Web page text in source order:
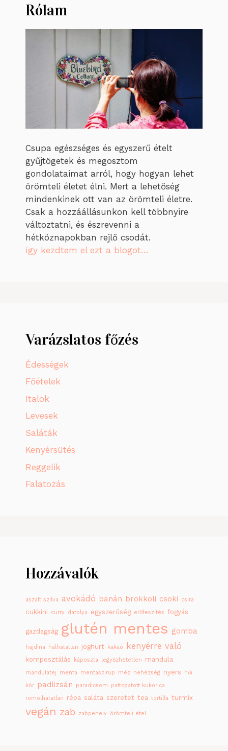
Rólam
Csupa egészséges és egyszerű ételt
gyűjtögetek és megosztom
gondolataimat arról, hogy hogyan lehet
örömteli életet élni. Mert a lehetőség
mindenkinek ott van az örömteli életre.
Csak a hozzáállásunkon kell többnyire
változtatni, és észrevenni a
hétköznapokban rejlő csodát.
így kezdtem el ezt a blogot…
Varázslatos főzés
Édességek
Főételek
Italok
Levesek
Saláták
Kenyérsütés
Reggelik
Falatozás
Hozzávalók
aszalt szilva avokádó banán brokkoli csoki csíra
cukkini curry datolya egyszerűség erőfeszítés fogyás
gazdagság glutén mentes gomba
hajdina halhatatlan joghurt kakaó kenyérre való
komposztálás káposzta legyőzhetetlen mandula
mandulatej menta mentaszirup méz nehézség nyers
női
kör
padlizsán paradicsom
pattogatott kukorica
romolhatatlan
répa saláta szeretet tea tortilla turmix
vegán zab zabpehely örömteli étel